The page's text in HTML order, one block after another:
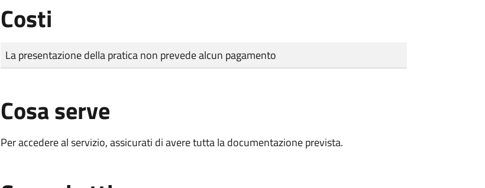
Costi
Tipo di pagamento
Importo
La presentazione della pratica non prevede alcun pagamento
Cosa serve
Per accedere al servizio, assicurati di avere tutta la documentazione prevista.